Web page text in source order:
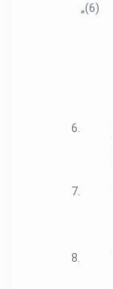
„(6)
6.
7.
8.